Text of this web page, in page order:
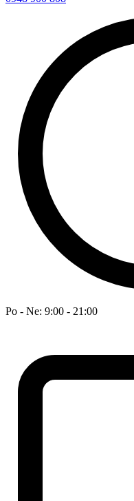
Po - Ne: 9:00 - 21:00